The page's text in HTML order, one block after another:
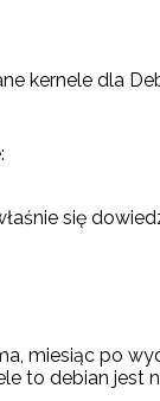
kernele dla
się
miesiąc po
to debian jest